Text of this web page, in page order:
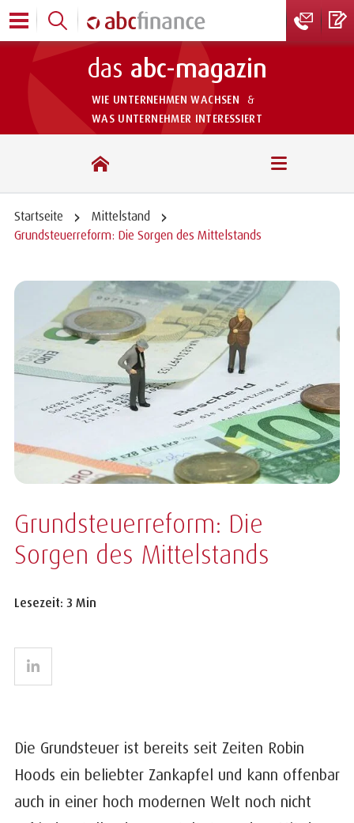
das abc-magazin
WIE UNTERNEHMEN WACHSEN
&
WAS UNTERNEHMER INTERESSIERT
das abc-magazin
Startseite
Mittelstand
Grundsteuerreform: Die Sorgen des Mittelstands
LinkedIn
Grundsteuerreform: Die
Sorgen des Mittelstands
Lesezeit: 3 Min
Die Grundsteuer ist bereits seit Zeiten Robin
Hoods ein beliebter Zankapfel und kann offenbar
auch in einer hoch modernen Welt noch nicht